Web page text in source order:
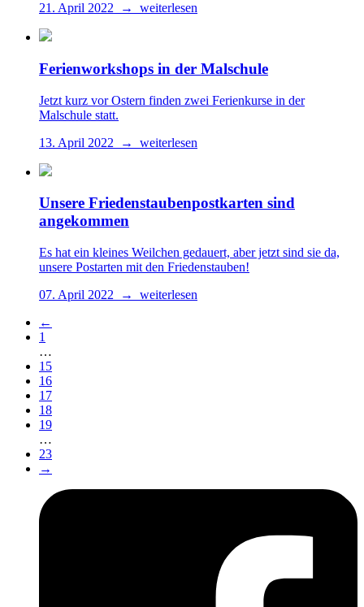
21. April 2022 → weiterlesen
Ferienworkshops in der Malschule
Jetzt kurz vor Ostern finden zwei Ferienkurse in der
Malschule statt.
13. April 2022 → weiterlesen
Unsere Friedenstaubenpostkarten sind
angekommen
Es hat ein kleines Weilchen gedauert, aber jetzt sind sie da,
unsere Postarten mit den Friedenstauben!
07. April 2022 → weiterlesen
←
1
…
15
16
17
18
19
…
23
→